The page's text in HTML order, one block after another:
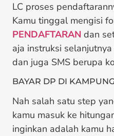
LC proses
Kamu tinggal mengisi
PENDAFTARAN dan
aja instruksi
dan juga SMS berupa
BAYAR DP DI
Nah salah satu step
kamu masuk ke
inginkan adalah kamu